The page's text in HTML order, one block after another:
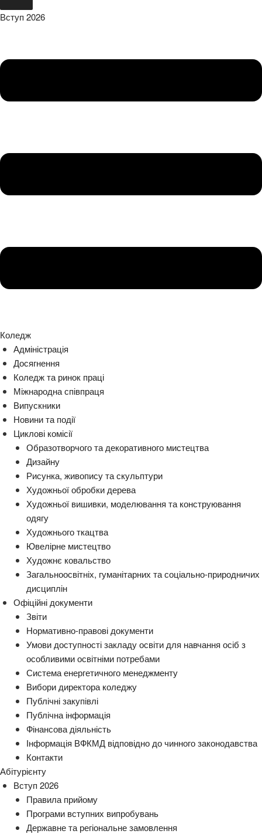
Вступ 2026
Коледж
Адміністрація
Досягнення
Коледж та ринок праці
Міжнародна співпраця
Випускники
Новини та події
Циклові комісії
Образотворчого та декоративного мистецтва
Дизайну
Рисунка, живопису та скульптури
Художньої обробки дерева
Художньої вишивки, моделювання та конструювання
одягу
Художнього ткацтва
Ювелірне мистецтво
Художнє ковальство
Загальноосвітніх, гуманітарних та соціально-природничих
дисциплін
Офіційні документи
Звіти
Нормативно-правові документи
Умови доступності закладу освіти для навчання осіб з
особливими освітніми потребами
Система енергетичного менеджменту
Вибори директора коледжу
Публічні закупівлі
Публічна інформація
Фінансова діяльність
Інформація ВФКМД відповідно до чинного законодавства
Контакти
Абітурієнту
Вступ 2026
Правила прийому
Програми вступних випробувань
Державне та регіональне замовлення